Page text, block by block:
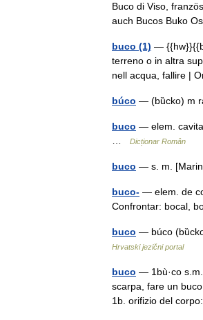
Buco di Viso,
auch Bucos Buko
buco (1) —
terreno o in altra
nell acqua, fallire |
búco — (bȕcko) m
buco — elem.
Dicționar Român
buco — s. m.
buco- — elem. de
Confrontar: bocal,
buco — búco
Hrvatski jezični portal
buco — 1bù·co
scarpa, fare un
1b. orifizio del